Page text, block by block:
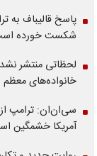
پاسخ قالیباف به
شکست خورده
لحظاتی منتشر
خانواده‌های معظم
سی‌ان‌ان: ترامپ
آمریکا خشمگین